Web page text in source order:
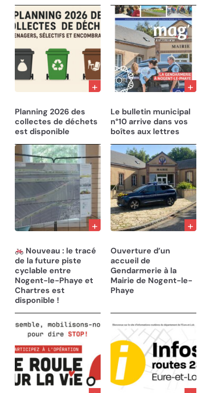
Planning 2026 des
collectes de déchets
est disponible
Le bulletin municipal
n°10 arrive dans vos
boîtes aux lettres
Nouveau : le tracé
de la future piste
cyclable entre
Nogent-le-Phaye et
Chartres est
disponible !
Ouverture d’un
accueil de
Gendarmerie à la
Mairie de Nogent-le-
Phaye